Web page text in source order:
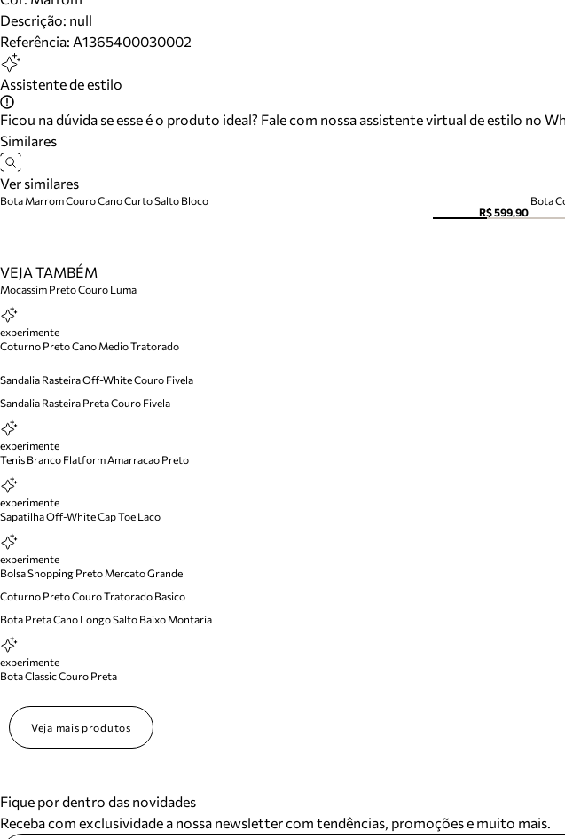
Descrição: null
Referência: A1365400030002
Assistente de estilo
Ficou na dúvida se esse é o produto ideal? Fale com nossa assistente virtual de estilo no
Similares
Ver similares
Bota Marrom Couro Cano Curto Salto Bloco
R$ 599,90
Bota
VEJA TAMBÉM
Mocassim Preto Couro Luma
experimente
Coturno Preto Cano Medio Tratorado
Sandalia Rasteira Off-White Couro Fivela
Sandalia Rasteira Preta Couro Fivela
experimente
Tenis Branco Flatform Amarracao Preto
experimente
Sapatilha Off-White Cap Toe Laco
experimente
Bolsa Shopping Preto Mercato Grande
Coturno Preto Couro Tratorado Basico
Bota Preta Cano Longo Salto Baixo Montaria
experimente
Bota Classic Couro Preta
Veja mais produtos
Fique por dentro das novidades
Receba com exclusividade a nossa newsletter com tendências, promoções e muito mais.